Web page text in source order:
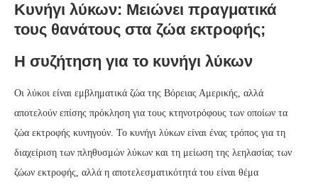
Κυνήγι λύκων: Μειώνει πραγματικά
τους θανάτους στα ζώα εκτροφής;
Η συζήτηση για το κυνήγι λύκων
Οι λύκοι είναι εμβληματικά ζώα της Βόρειας Αμερικής, αλλά
αποτελούν επίσης πρόκληση για τους κτηνοτρόφους των οποίων τα
ζώα εκτροφής κυνηγούν. Το κυνήγι λύκων είναι ένας τρόπος για τη
διαχείριση των πληθυσμών λύκων και τη μείωση της λεηλασίας των
ζώων εκτροφής, αλλά η αποτελεσματικότητά του είναι θέμα